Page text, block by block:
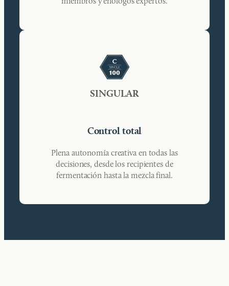
SINGULAR
Control total
Plena autonomía creativa en todas las
decisiones, desde los recipientes de
fermentación hasta la mezcla final.